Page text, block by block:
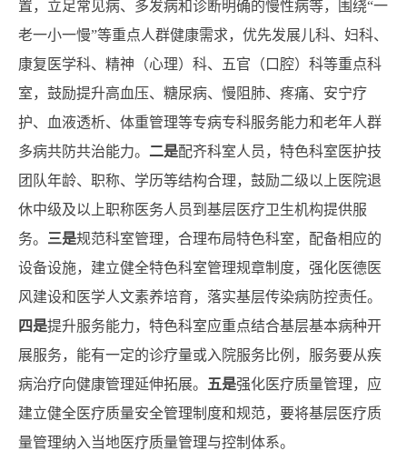
置，立足常见病、多发病和诊断明确的慢性病等，围绕“一
老一小一慢”等重点人群健康需求，优先发展儿科、妇科、
康复医学科、精神（心理）科、五官（口腔）科等重点科
室，鼓励提升高血压、糖尿病、慢阻肺、疼痛、安宁疗
护、血液透析、体重管理等专病专科服务能力和老年人群
多病共防共治能力。 二是配齐科室人员，特色科室医护技
团队年龄、职称、学历等结构合理，鼓励二级以上医院退
休中级及以上职称医务人员到基层医疗卫生机构提供服
务。 三是规范科室管理，合理布局特色科室，配备相应的
设备设施，建立健全特色科室管理规章制度，强化医德医
风建设和医学人文素养培育，落实基层传染病防控责任。
四是提升服务能力，特色科室应重点结合基层基本病种开
展服务，能有一定的诊疗量或入院服务比例，服务要从疾
病治疗向健康管理延伸拓展。
五是强化医疗质量管理，应
建立健全医疗质量安全管理制度和规范，要将基层医疗质
量管理纳入当地医疗质量管理与控制体系。